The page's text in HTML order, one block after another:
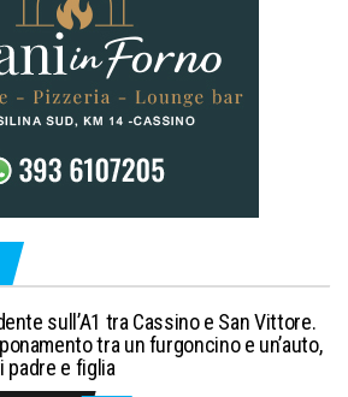
sull’A1 tra Cassino e San Vittore.
tra un furgoncino e un’auto,
padre e figlia